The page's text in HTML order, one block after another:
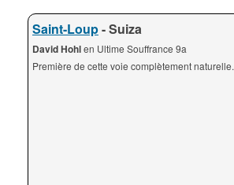
Saint-Loup- Suiza
David Hohlen Ultime Souffrance 9a
Première de cette voie complètement naturelle.